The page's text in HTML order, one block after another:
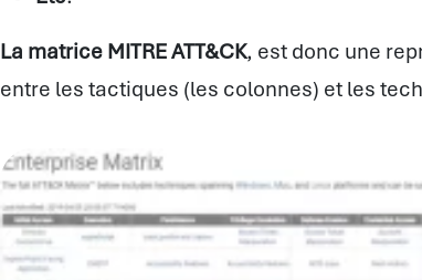
La matrice MITRE ATT&CK, est donc une
entre les tactiques (les colonnes) et les